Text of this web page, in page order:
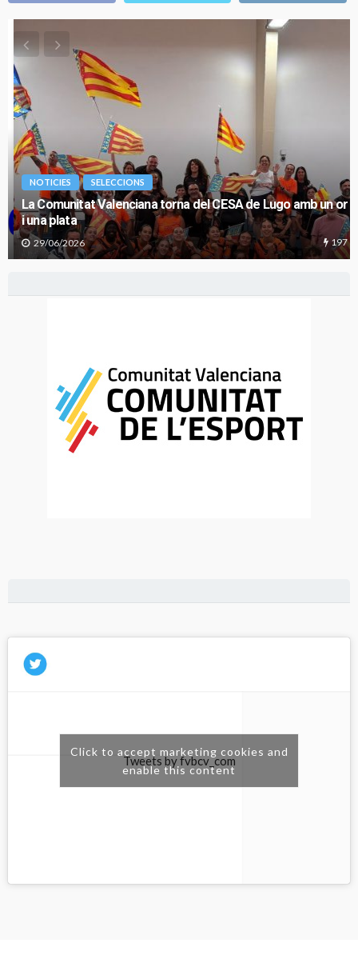
NOTICIES SELECCIONS
La Comunitat Valenciana torna del CESA de Lugo amb un or
i una plata
29/06/2026 197
Tweets by fvbcv_com
Click to accept marketing cookies and
enable this content